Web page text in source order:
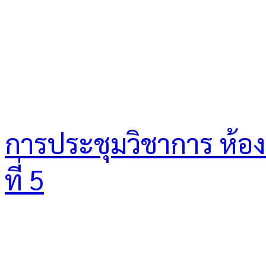
การประชุมวิชาการ ห้อ
ที่ 5